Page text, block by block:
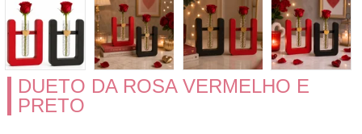
DUETO DA ROSA VERMELHO E
PRETO